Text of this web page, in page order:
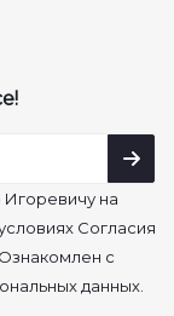
на
Согласия
с
данных.